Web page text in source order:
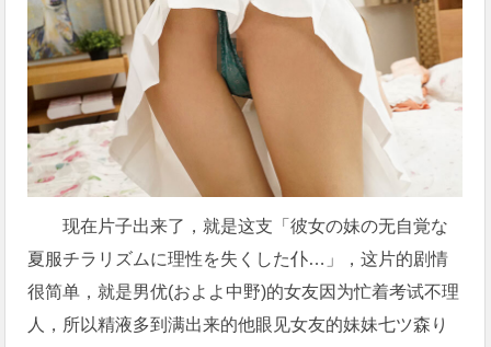
现在片子出来了，就是这支「彼女の妹の无自覚な
夏服チラリズムに理性を失くした仆…」，这片的剧情
很简单，就是男优(およよ中野)的女友因为忙着考试不理
人，所以精液多到满出来的他眼见女友的妹妹七ツ森り